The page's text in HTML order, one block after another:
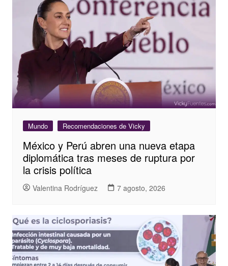
Mundo Recomendaciones de Vicky
México y Perú abren una nueva etapa
diplomática tras meses de ruptura por
la crisis política
Valentina Rodríguez 7 agosto, 2026